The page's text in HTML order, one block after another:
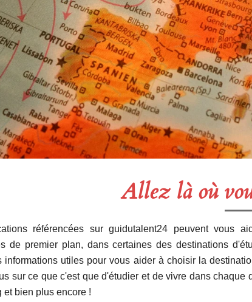
Allez là où
référencées sur guidutalent24 peuvent vous
de premier plan, dans certaines des destinations
informations utiles pour vous aider à choisir la
sur ce que c'est que d'étudier et de vivre dans
et bien plus encore !